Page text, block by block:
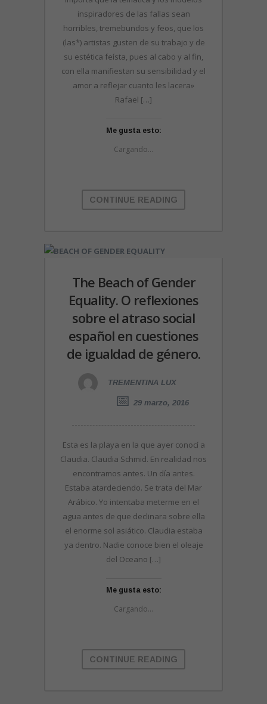
inspiradores de las fallas sean
horribles, tremebundos y feos, que los
(las*) artistas gusten de su trabajo y de
su estética feísta, pues al cabo y al fin,
con ella manifiestan su sensibilidad y el
amor a reflejar cuanto les lacera»
Rafael […]
Me gusta esto:
Cargando...
CONTINUE READING
The Beach of Gender
Equality. O reflexiones
sobre el atraso social
español en cuestiones
de igualdad de género.
TREMENTINA LUX
29 marzo, 2016
Esta es la playa en la que ayer conocí a
Claudia. Claudia Schmid. En realidad nos
encontramos antes. Un día antes.
Estaba atardeciendo. Se trata del Mar
Arábico. Yo intentaba meterme en el
agua antes de que declinara sobre ella
el enorme sol asiático. Claudia estaba
ya dentro. Nadie conoce bien el oleaje
del Oceano […]
Me gusta esto:
Cargando...
CONTINUE READING